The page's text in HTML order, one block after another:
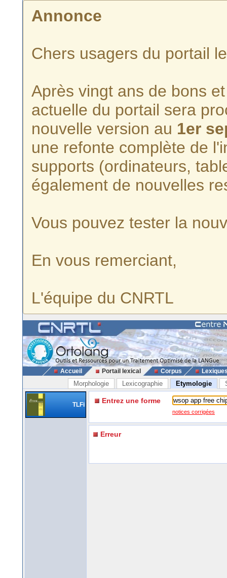
Annonce
Chers usagers du portail
Après vingt ans de bons
actuelle du portail sera
nouvelle version au 1er
une refonte complète de
supports (ordinateurs,
également de nouvelles
Vous pouvez tester la
En vous remerciant,
L'équipe du CNRTL
Accueil Portail lexical Corpus
Morphologie Lexicographie Etymologie
TLFi Entrez une forme
notices corrigées
Erreur